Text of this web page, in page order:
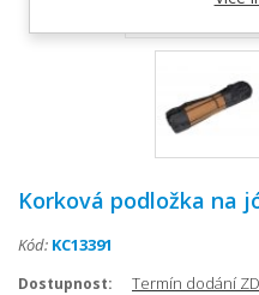
Korková podložka na
Kód: KC13391
Dostupnost: Termín dodání